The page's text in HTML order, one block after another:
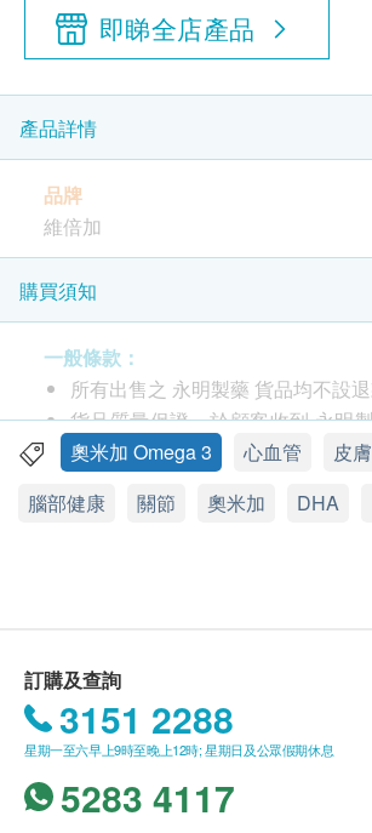
即睇全店產品
產品詳情
品牌
維倍加
產地
美國
包裝
300粒
功效
Omega-3是一種多元不飽和脂肪酸，
促進記憶及視力，有助腦部發展
強化關節及潤滑軟骨組織
舒緩關節痛楚
改善皮膚質素
購買須知
一般條款：
所有出售之 永明製藥 貨品均不設退
貨品質量保證，於顧客收到 永明
計，食用期應最少有9個月或以上。
如有任何爭議，香港永明藥業有限
免費送貨服務。賬單總額未滿
HK$30運費。
我們將於確定訂單後3-5個工作天內
不排除運送時間會因節日而有所影
訊號懸掛或黑色暴雨警告生效時，
奧米加 Omega 3 心血管
皮
腦部健康
關節 奧米加 DHA
訂購及查詢
3151 2288
星期一至六早上9時至晚上12時; 星期日及公眾假期休息
5283 4117